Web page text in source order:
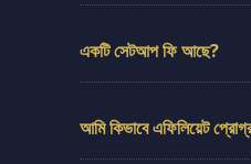
একটি সেটআপ ফি আছে?
আমি কিভাবে এফিলিয়েট